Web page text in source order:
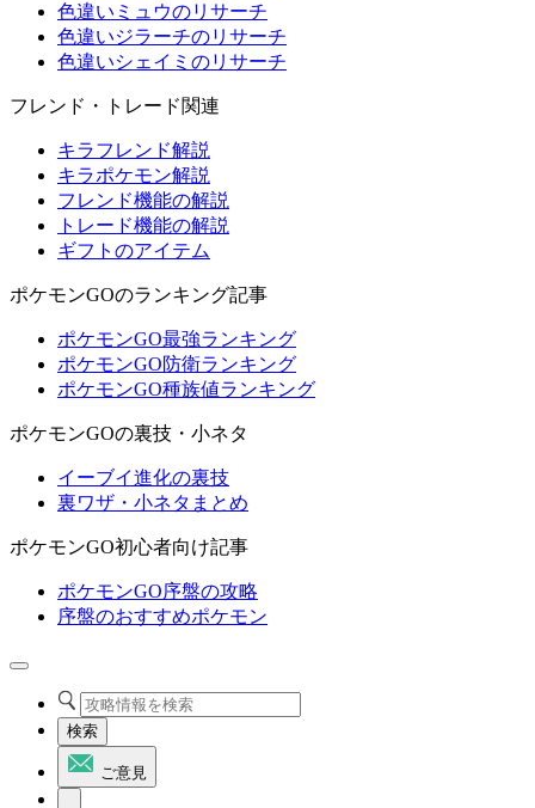
色違いミュウのリサーチ
色違いジラーチのリサーチ
色違いシェイミのリサーチ
フレンド・トレード関連
キラフレンド解説
キラポケモン解説
フレンド機能の解説
トレード機能の解説
ギフトのアイテム
ポケモンGOのランキング記事
ポケモンGO最強ランキング
ポケモンGO防衛ランキング
ポケモンGO種族値ランキング
ポケモンGOの裏技・小ネタ
イーブイ進化の裏技
裏ワザ・小ネタまとめ
ポケモンGO初心者向け記事
ポケモンGO序盤の攻略
序盤のおすすめポケモン
検索
ご意見